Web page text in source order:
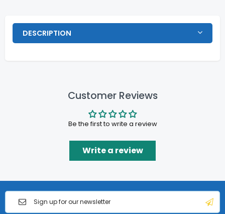
DESCRIPTION
Customer Reviews
Be the first to write a review
Write a review